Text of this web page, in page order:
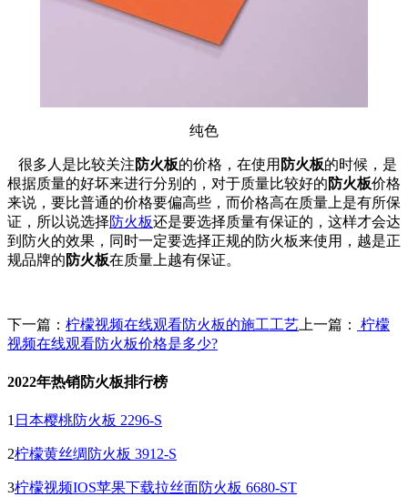
纯色
很多人是比较关注 防火板的价格，在使用 防火板的时候，是
根据质量的好坏来进行分别的，对于质量比较好的 防火板价格
来说，要比普通的价格要偏高些，而价格高在质量上是有所保
证，所以说选择防火板还是要选择质量有保证的，这样才会达
到防火的效果，同时一定要选择正规的防火板来使用，越是正
规品牌的 防火板在质量上越有保证。
下一篇： 柠檬视频在线观看防火板的施工工艺 上一篇：
柠檬
视频在线观看防火板价格是多少?
2022年热销防火板排行榜
1 日本樱桃防火板 2296-S
2柠檬黄丝绸防火板 3912-S
3柠檬视频IOS苹果下载拉丝面防火板 6680-ST